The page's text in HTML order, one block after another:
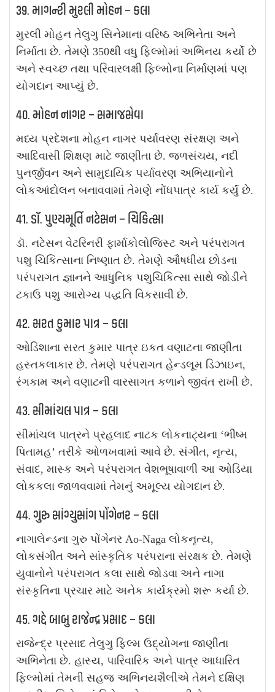
39. માગન્ટી મુરલી મોહન – કલા
મુરલી મોહન તેલુગુ સિનેમાના વરિષ્ઠ અભિનેતા અને
નિર્માતા છે. તેમણે 350થી વધુ ફિલ્મોમાં અભિનય કર્યો છે
અને સ્વચ્છ તથા પરિવારલક્ષી ફિલ્મોના નિર્માણમાં પણ
યોગદાન આપ્યું છે.
40. મોહન નાગર – સમાજસેવા
મધ્ય પ્રદેશના મોહન નાગર પર્યાવરણ સંરક્ષણ અને
આદિવાસી શિક્ષણ માટે જાણીતા છે. જળસંચય, નદી
પુનર્જીવન અને સામુદાયિક પર્યાવરણ અભિયાનોને
લોકઆંદોલન બનાવવામાં તેમણે નોંધપાત્ર કાર્ય કર્યું છે.
41. ડૉ. પુણ્યમૂર્તિ નટેસન – ચિકિત્સા
ડૉ. નટેસન વેટરિનરી ફાર્માકોલોજિસ્ટ અને પરંપરાગત
પશુ ચિકિત્સાના નિષ્ણાત છે. તેમણે ઔષધીય છોડના
પરંપરાગત જ્ઞાનને આધુનિક પશુચિકિત્સા સાથે જોડીને
ટકાઉ પશુ આરોગ્ય પદ્ધતિ વિકસાવી છે.
42. સરત કુમાર પાત્ર – કલા
ઓડિશાના સરત કુમાર પાત્ર ઇકત વણાટના જાણીતા
હસ્તકલાકાર છે. તેમણે પરંપરાગત હેન્ડલૂમ ડિઝાઇન,
રંગકામ અને વણાટની વારસાગત કળાને જીવંત રાખી છે.
43. સીમાંચલ પાત્ર – કલા
સીમાંચલ પાત્રને પ્રહલાદ નાટક લોકનાટ્યના ‘ભીષ્મ
પિતામહ’ તરીકે ઓળખવામાં આવે છે. સંગીત, નૃત્ય,
સંવાદ, માસ્ક અને પરંપરાગત વેશભૂષાવાળી આ ઓડિયા
લોકકલા જાળવવામાં તેમનું અમૂલ્ય યોગદાન છે.
44. ગુરુ સાંગ્યુસાંગ પોંગેનર – કલા
નાગાલેન્ડના ગુરુ પોંગેનર Ao-Naga લોકનૃત્ય,
લોકસંગીત અને સાંસ્કૃતિક પરંપરાના સંરક્ષક છે. તેમણે
યુવાનોને પરંપરાગત કલા સાથે જોડવા અને નાગા
સંસ્કૃતિના પ્રચાર માટે અનેક કાર્યક્રમો શરૂ કર્યા છે.
45. ગદ્દે બાબુ રાજેન્દ્ર પ્રસાદ – કલા
રાજેન્દ્ર પ્રસાદ તેલુગુ ફિલ્મ ઉદ્યોગના જાણીતા
અભિનેતા છે. હાસ્ય, પારિવારિક અને પાત્ર આધારિત
ફિલ્મોમાં તેમની સહજ અભિનયશૈલીએ તેમને દક્ષિણ